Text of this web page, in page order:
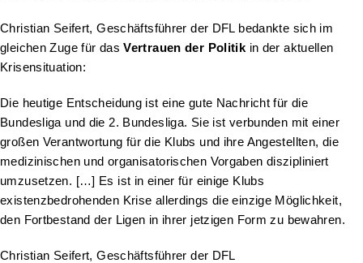
Christian Seifert, Geschäftsführer der DFL bedankte sich im
gleichen Zuge für dasVertrauen der Politik in der aktuellen
Krisensituation:
Die heutige Entscheidung ist eine gute Nachricht für die
Bundesliga und die 2. Bundesliga. Sie ist verbunden mit einer
großen Verantwortung für die Klubs und ihre Angestellten, die
medizinischen und organisatorischen Vorgaben diszipliniert
umzusetzen. […] Es ist in einer für einige Klubs
existenzbedrohenden Krise allerdings die einzige Möglichkeit,
den Fortbestand der Ligen in ihrer jetzigen Form zu bewahren.
Christian Seifert, Geschäftsführer der DFL